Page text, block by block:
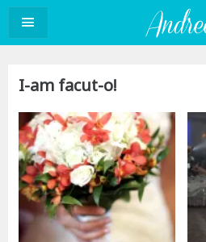
Sari
conținut
I-am facut-o!